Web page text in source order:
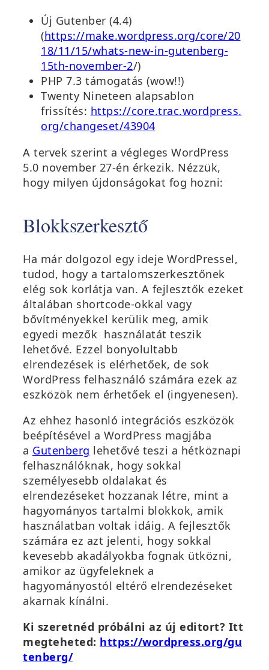
Új Gutenber (4.4)
(https://make.wordpress.org/core/20
18/11/15/whats-new-in-gutenberg-
15th-november-2/)
PHP 7.3 támogatás (wow!!)
Twenty Nineteen alapsablon
frissítés: https://core.trac.wordpress.
org/changeset/43904
A tervek szerint a végleges WordPress
5.0 november 27-én érkezik. Nézzük,
hogy milyen újdonságokat fog hozni:
Blokkszerkesztő
Ha már dolgozol egy ideje WordPressel,
tudod, hogy a tartalomszerkesztőnek
elég sok korlátja van. A fejlesztők ezeket
általában shortcode-okkal vagy
bővítményekkel kerülik meg, amik
egyedi mezők használatát teszik
lehetővé. Ezzel bonyolultabb
elrendezések is elérhetőek, de sok
WordPress felhasználó számára ezek az
eszközök nem érhetőek el (ingyenesen).
Az ehhez hasonló integrációs eszközök
beépítésével a WordPress magjába
a Gutenberg lehetővé teszi a hétköznapi
felhasználóknak, hogy sokkal
személyesebb oldalakat és
elrendezéseket hozzanak létre, mint a
hagyományos tartalmi blokkok, amik
használatban voltak idáig. A fejlesztők
számára ez azt jelenti, hogy sokkal
kevesebb akadályokba fognak ütközni,
amikor az ügyfeleknek a
hagyományostól eltérő elrendezéseket
akarnak kínálni.
Ki szeretnéd próbálni az új editort? Itt
megteheted: https://wordpress.org/gu
tenberg/